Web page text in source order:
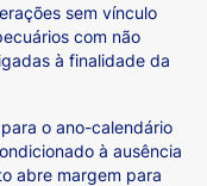
sem vínculo
com não
à finalidade da
o ano-calendário
à ausência
abre margem para